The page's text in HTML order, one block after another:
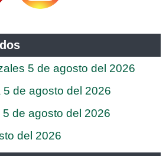
5 de agosto del 2026
de agosto del 2026
de agosto del 2026
del 2026